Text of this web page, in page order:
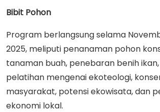
Bibit Pohon
Program berlangsung selama
2025, meliputi penanaman pohon
tanaman buah, penebaran benih
pelatihan mengenai ekoteologi,
masyarakat, potensi ekowisata, dan
ekonomi lokal.